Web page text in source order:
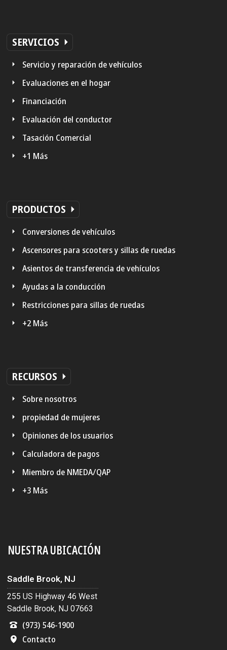
SERVICIOS
Servicio y reparación de vehículos
Evaluaciones en el hogar
Financiación
Evaluación del conductor
Tasación Comercial
+1 Más
PRODUCTOS
Conversiones de vehículos
Ascensores para scooters y sillas de ruedas
Asientos de transferencia de vehículos
Ayudas a la conducción
Restricciones para sillas de ruedas
+2 Más
RECURSOS
Sobre nosotros
propiedad de mujeres
Opiniones de los usuarios
Calculadora de pagos
Miembro de NMEDA/QAP
+3 Más
NUESTRA UBICACIÓN
Saddle Brook, NJ
255 US Highway 46 West
Saddle Brook, NJ 07663
(973) 546-1900
Contacto